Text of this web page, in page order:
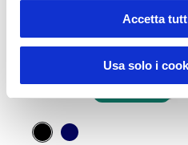
Accetta
Usa solo i